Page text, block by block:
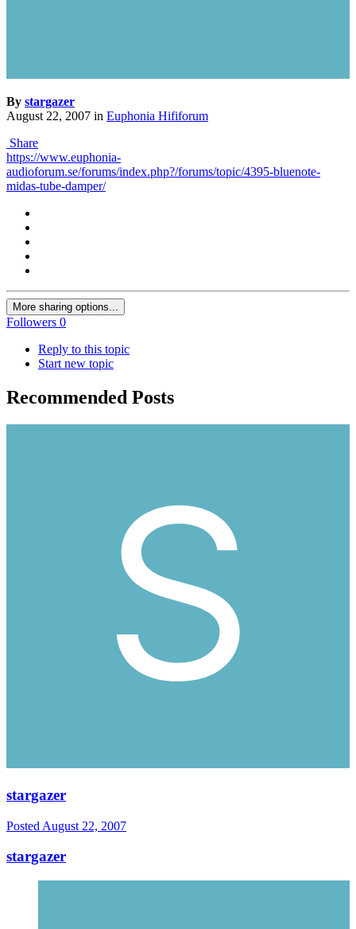
By stargazer
August 22, 2007 in Euphonia Hififorum
Share
https://www.euphonia-
audioforum.se/forums/index.php?/forums/topic/4395-bluenote-
midas-tube-damper/
More sharing options...
Followers 0
Reply to this topic
Start new topic
Recommended Posts
stargazer
Posted August 22, 2007
stargazer